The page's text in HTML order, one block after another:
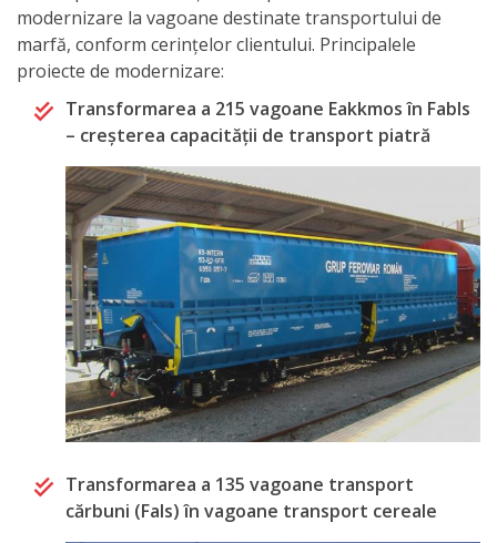
modernizare la vagoane destinate transportului de
marfă, conform cerințelor clientului. Principalele
proiecte de modernizare:
Transformarea a 215 vagoane Eakkmos în Fabls
– creșterea capacității de transport piatră
Transformarea a 135 vagoane transport
cărbuni (Fals) în vagoane transport cereale